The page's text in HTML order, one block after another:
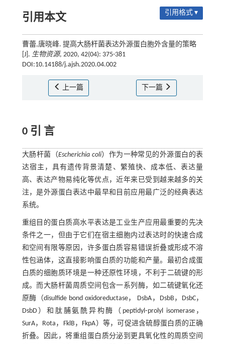
引用本文 引用格式 ▾
曹蕾,唐晓峰. 提高大肠杆菌表达外源蛋白胞外含量的策略
[J]. 生物资源, 2020, 42(04): 375-381
DOI:10.14188/j.ajsh.2020.04.002
上一篇 下一篇
0 引 言
大肠杆菌（Escherichia coli）作为一种常见的外源蛋白的表
达宿主，具有遗传背景清楚、繁殖快、成本低、表达量
高、表达产物易纯化等优点，近年来已受到越来越多的关
注，是外源蛋白表达中最早和目前应用最广泛的经典表达
系统。
重组目的蛋白质高水平表达是工业生产应用最重要的先决
条件之一，但由于它们在宿主细胞内过表达时的快速合成
和空间有限等原因，许多蛋白质容易错误折叠或形成不溶
性包涵体，这直接影响蛋白质的功能和产量。最初合成蛋
白质的细胞质环境是一种还原性环境，不利于二硫键的形
成。而大肠杆菌周质空间包含一系列酶，如二硫键氧化还
原酶（disulfide bond oxidoreductase， DsbA，DsbB，DsbC，
DsbD）和肽脯氨酰异构酶（peptidyl⁃prolyl isomerase，
SurA，Rota，FklB，FkpA）等，可促进含硫醇蛋白质的正确
折叠。因此，将重组蛋白质分泌到更具氧化性的周质空间